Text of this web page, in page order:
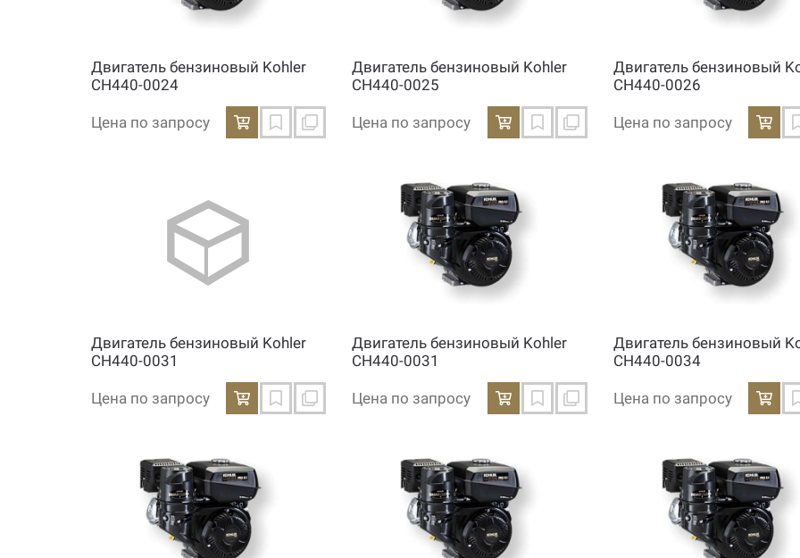
Двигатель бензиновый Kohler
CH440-0024
Цена по запросу
Двигатель бензиновый Kohler
CH440-0025
Цена по запросу
Двигатель бензиновый
CH440-0026
Цена по запросу
Двигатель бензиновый Kohler
CH440-0031
Цена по запросу
Двигатель бензиновый Kohler
CH440-0031
Цена по запросу
Двигатель бензиновый
CH440-0034
Цена по запросу